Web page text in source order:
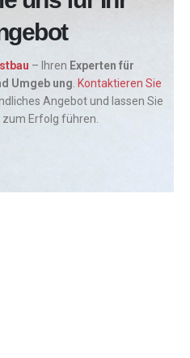
– Ihren Experten für
Umgeb ung Kontaktieren Sie
Angebot und lassen Sie
Erfolg führen.